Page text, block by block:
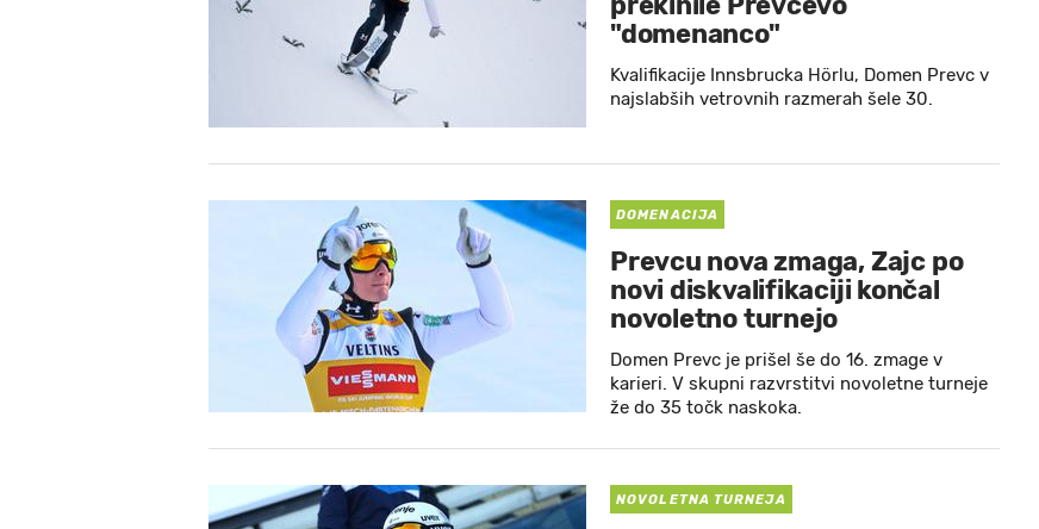
"domenanco"
Kvalifikacije Innsbrucka Hörlu, Domen Prevc v
najslabših vetrovnih razmerah šele 30.
DOMENACIJA
Prevcu nova zmaga, Zajc po
novi diskvalifikaciji končal
novoletno turnejo
Domen Prevc je prišel še do 16. zmage v
karieri. V skupni razvrstitvi novoletne turneje
že do 35 točk naskoka.
NOVOLETNA TURNEJA